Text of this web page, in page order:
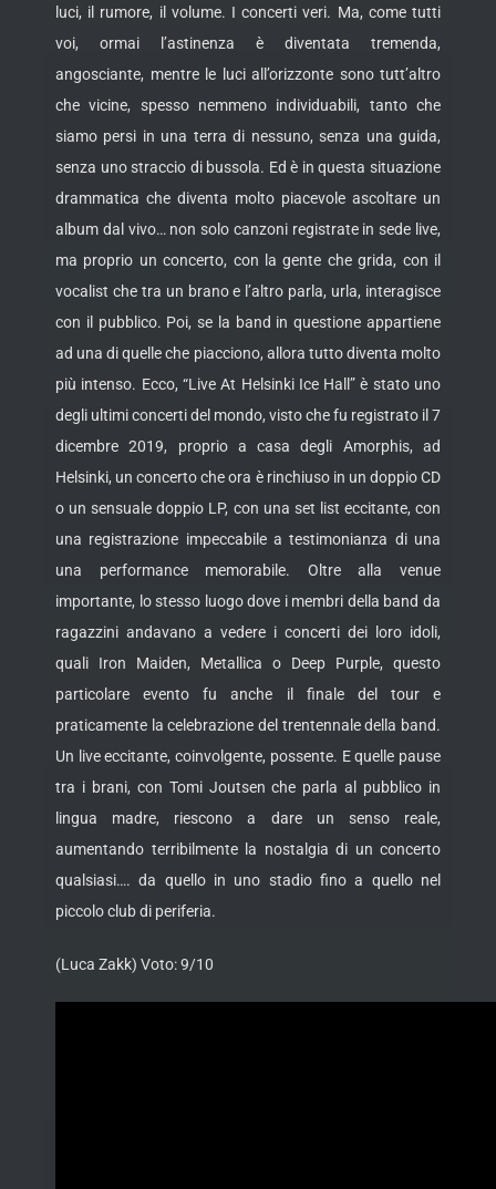
luci, il rumore, il volume. I concerti veri. Ma, come tutti
voi, ormai l’astinenza è diventata tremenda,
angosciante, mentre le luci all’orizzonte sono tutt’altro
che vicine, spesso nemmeno individuabili, tanto che
siamo persi in una terra di nessuno, senza una guida,
senza uno straccio di bussola. Ed è in questa situazione
drammatica che diventa molto piacevole ascoltare un
album dal vivo… non solo canzoni registrate in sede live,
ma proprio un concerto, con la gente che grida, con il
vocalist che tra un brano e l’altro parla, urla, interagisce
con il pubblico. Poi, se la band in questione appartiene
ad una di quelle che piacciono, allora tutto diventa molto
più intenso. Ecco, “Live At Helsinki Ice Hall” è stato uno
degli ultimi concerti del mondo, visto che fu registrato il 7
dicembre 2019, proprio a casa degli Amorphis, ad
Helsinki, un concerto che ora è rinchiuso in un doppio CD
o un sensuale doppio LP, con una set list eccitante, con
una registrazione impeccabile a testimonianza di una
una performance memorabile. Oltre alla venue
importante, lo stesso luogo dove i membri della band da
ragazzini andavano a vedere i concerti dei loro idoli,
quali Iron Maiden, Metallica o Deep Purple, questo
particolare evento fu anche il finale del tour e
praticamente la celebrazione del trentennale della band.
Un live eccitante, coinvolgente, possente. E quelle pause
tra i brani, con Tomi Joutsen che parla al pubblico in
lingua madre, riescono a dare un senso reale,
aumentando terribilmente la nostalgia di un concerto
qualsiasi…. da quello in uno stadio fino a quello nel
piccolo club di periferia.
(Luca Zakk) Voto: 9/10